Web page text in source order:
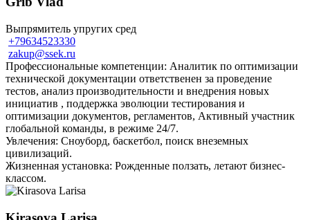
Выпрямитель упругих сред
+79634523330
zakup@ssek.ru
Профессиональные компетенции: Аналитик по оптимизации
технической документации ответственен за проведение
тестов, анализ производительности и внедрения новых
инициатив , поддержка эволюции тестирования и
оптимизации документов, регламентов, Активный участник
глобальной команды, в режиме 24/7.
Увлечения: Сноуборд, баскетбол, поиск внеземных
цивилизаций.
Жизненная установка: Рожденные ползать, летают бизнес-
классом.